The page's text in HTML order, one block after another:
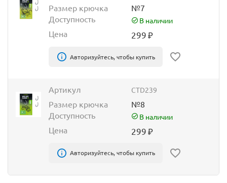
Размер крючка
№7
Доступность
В наличии
Цена 299₽
Авторизуйтесь, чтобы купить
Артикул CTD239
Размер крючка
№8
Доступность
В наличии
Цена 299₽
Авторизуйтесь, чтобы купить